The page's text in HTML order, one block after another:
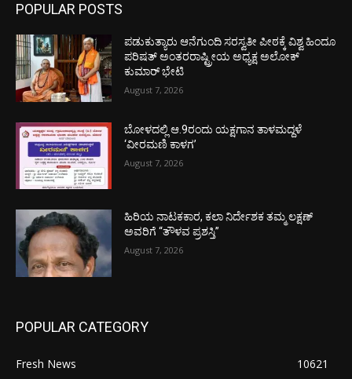
POPULAR POSTS
ಪಡುಕುತ್ಯಾರು ಆನೆಗುಂದಿ ಸರಸ್ವತೀ ಪೀಠಕ್ಕೆ ವಿಶ್ವ ಹಿಂದೂ
ಪರಿಷತ್ ಅಂತರರಾಷ್ಟ್ರೀಯ ಅಧ್ಯಕ್ಷ ಅಲೋಕ್
ಕುಮಾರ್ ಭೇಟಿ
August 7, 2026
ಬೋಳದಲ್ಲಿ ಆ.9ರಂದು ಯಕ್ಷಗಾನ ತಾಳಮದ್ದಳೆ
‘ವೀರಮಣಿ ಕಾಳಗ’
August 7, 2026
ಹಿರಿಯ ನಾಟಕಕಾರ, ಕಲಾ ನಿರ್ದೇಶಕ ತಮ್ಮ ಲಕ್ಷಣ್
ಅವರಿಗೆ “ತೌಳವ ಪ್ರಶಸ್ತಿ”
August 7, 2026
POPULAR CATEGORY
Fresh News
10621